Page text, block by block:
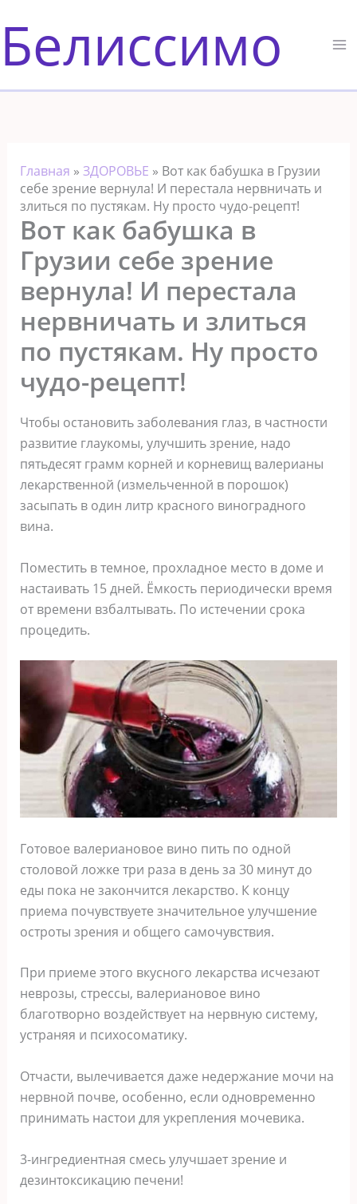
к
содержимому
Белиссимо
Главная » ЗДОРОВЬЕ » Вот как бабушка в Грузии
себе зрение вернула! И перестала нервничать и
злиться по пустякам. Ну просто чудо-рецепт!
Вот как бабушка в
Грузии себе зрение
вернула! И перестала
нервничать и злиться
по пустякам. Ну просто
чудо-рецепт!
Чтобы остановить заболевания глаз, в частности
развитие глаукомы, улучшить зрение, надо
пятьдесят грамм корней и корневищ валерианы
лекарственной (измельченной в порошок)
засыпать в один литр красного виноградного
вина.
Поместить в темное, прохладное место в доме и
настаивать 15 дней. Ёмкость периодически время
от времени взбалтывать. По истечении срока
процедить.
Готовое валериановое вино пить по одной
столовой ложке три раза в день за 30 минут до
еды пока не закончится лекарство. К концу
приема почувствуете значительное улучшение
остроты зрения и общего самочувствия.
При приеме этого вкусного лекарства исчезают
неврозы, стрессы, валериановое вино
благотворно воздействует на нервную систему,
устраняя и психосоматику.
Отчасти, вылечивается даже недержание мочи на
нервной почве, особенно, если одновременно
принимать настои для укрепления мочевика.
3-ингредиентная смесь улучшает зрение и
дезинтоксикацию печени!